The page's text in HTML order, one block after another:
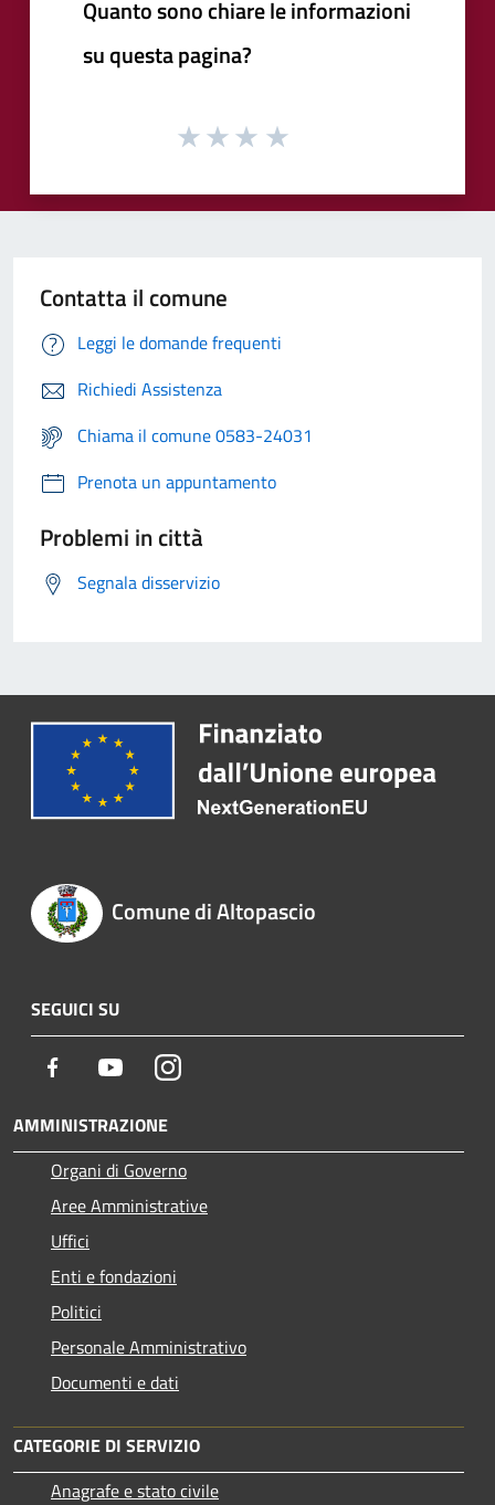
Quanto sono chiare le informazioni
su questa pagina?
Contatta il comune
Leggi le domande frequenti
Richiedi Assistenza
Chiama il comune 0583-24031
Prenota un appuntamento
Problemi in città
Segnala disservizio
Comune di Altopascio
SEGUICI SU
Facebook YoutubeInstagram
AMMINISTRAZIONE
Organi di Governo
Aree Amministrative
Uffici
Enti e fondazioni
Politici
Personale Amministrativo
Documenti e dati
CATEGORIE DI SERVIZIO
Anagrafe e stato civile